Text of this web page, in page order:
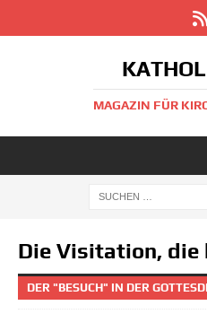
MAGAZIN FÜR
Die Visitation, die
DER "BESUCH" IN DER